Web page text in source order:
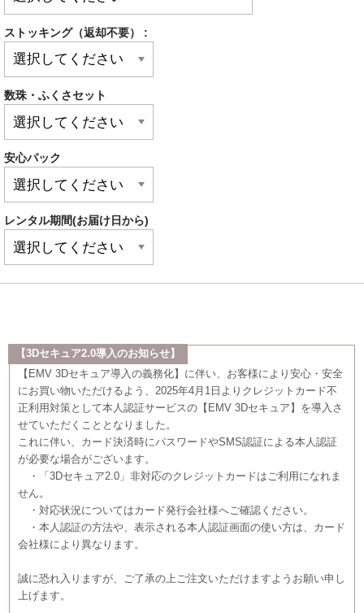
ストッキング（返却不要） :
数珠・ふくさセット
安心パック
レンタル期間(お届け日から)
【3Dセキュア2.0導入のお知らせ】
【EMV 3Dセキュア導入の義務化】に伴い、お客様により安心・安全
にお買い物いただけるよう、2025年4月1日よりクレジットカード不
正利用対策として本人認証サービスの【EMV 3Dセキュア】を導入さ
せていただくこととなりました。
これに伴い、カード決済時にパスワードやSMS認証による本人認証
が必要な場合がございます。
・「3Dセキュア2.0」非対応のクレジットカードはご利用になれま
せん。
・対応状況についてはカード発行会社様へご確認ください。
・本人認証の方法や、表示される本人認証画面の使い方は、カード
会社様により異なります。
誠に恐れ入りますが、ご了承の上ご注文いただけますようお願い申し
上げます。